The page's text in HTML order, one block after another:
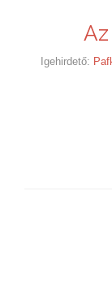
Igehirdető: